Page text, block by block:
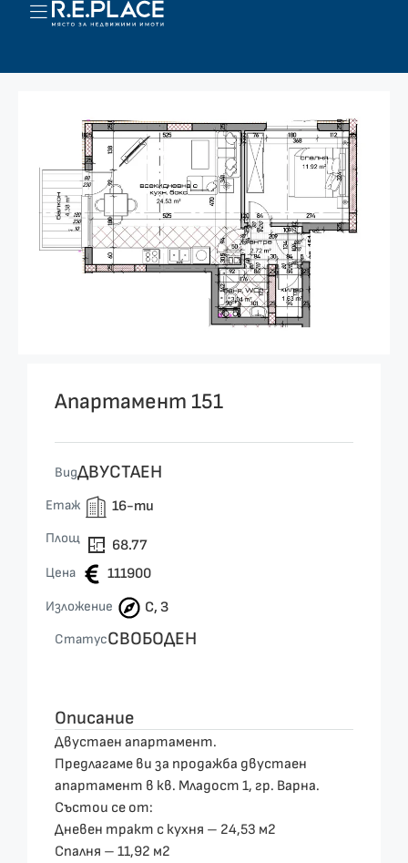
Апартамент 151
ВидДВУСТАЕН
Етаж
16-ти
Площ
68.77
Цена
111900
Изложение
С, З
СтатусСВОБОДЕН
Описание
Двустаен апартамент.
Предлагаме ви за продажба двустаен
апартамент в кв. Младост 1, гр. Варна.
Състои се от:
Дневен тракт с кухня – 24,53 м2
Спалня – 11,92 м2